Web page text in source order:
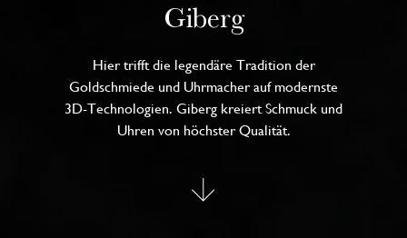
Giberg
Hier trifft die legendäre Tradition der
Goldschmiede und Uhrmacher auf modernste
3D-Technologien. Giberg kreiert Schmuck und
Uhren von höchster Qualität.